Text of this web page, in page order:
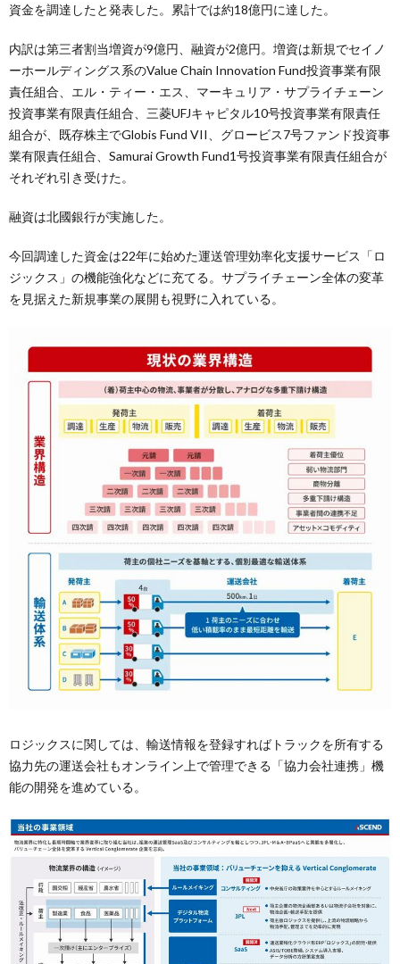
資金を調達したと発表した。累計では約18億円に達した。
内訳は第三者割当増資が9億円、融資が2億円。増資は新規でセイノ
ーホールディングス系のValue Chain Innovation Fund投資事業有限
責任組合、エル・ティー・エス、マーキュリア・サプライチェーン
投資事業有限責任組合、三菱UFJキャピタル10号投資事業有限責任
組合が、既存株主でGlobis Fund VII、グロービス7号ファンド投資事
業有限責任組合、Samurai Growth Fund1号投資事業有限責任組合が
それぞれ引き受けた。
融資は北國銀行が実施した。
今回調達した資金は22年に始めた運送管理効率化支援サービス「ロ
ジックス」の機能強化などに充てる。サプライチェーン全体の変革
を見据えた新規事業の展開も視野に入れている。
ロジックスに関しては、輸送情報を登録すればトラックを所有する
協力先の運送会社もオンライン上で管理できる「協力会社連携」機
能の開発を進めている。